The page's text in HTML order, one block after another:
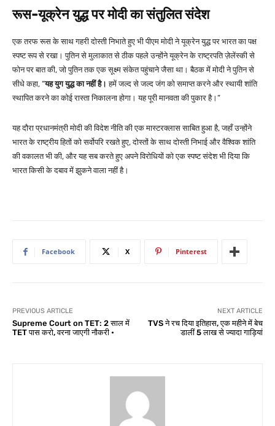
रूस-यूक्रेन युद्ध पर मोदी का संतुलित संदेश
एक तरफ रूस के साथ गहरी दोस्ती निभाते हुए भी पीएम मोदी ने यूक्रेन युद्ध पर भारत का पक्ष
स्पष्ट रूप से रखा। पुतिन से मुलाकात से ठीक पहले उन्होंने यूक्रेन के राष्ट्रपति ज़ेलेंस्की से
फोन पर बात की, जो पुतिन तक एक सूक्ष्म संकेत पहुंचाने जैसा था। बैठक में मोदी ने पुतिन से
सीधे कहा, “यह युग युद्ध का नहीं है। हमें जल्द से जल्द जंग को समाप्त करने और स्थायी शांति
स्थापित करने का कोई रास्ता निकालना होगा। यह पूरी मानवता की पुकार है।”
यह दौरा प्रधानमंत्री मोदी की विदेश नीति की एक मास्टरक्लास साबित हुआ है, जहाँ उन्होंने
भारत के राष्ट्रीय हितों को सर्वोपरि रखते हुए, दोस्तों के साथ दोस्ती निभाई और वैश्विक शांति
की वकालत भी की, और यह सब करते हुए अपने विरोधियों को एक स्पष्ट संदेश भी दिया कि
भारत किसी के दबाव में झुकने वाला नहीं है।
Facebook X Pinterest
PREVIOUS ARTICLE
Supreme Court on TET: 2 साल में
TET पास करो, वरना जाएगी नौकरी •
NEXT ARTICLE
TVS ने रच दिया इतिहास, एक महीने में बेच
डालीं 5 लाख से ज्यादा गाड़ियां